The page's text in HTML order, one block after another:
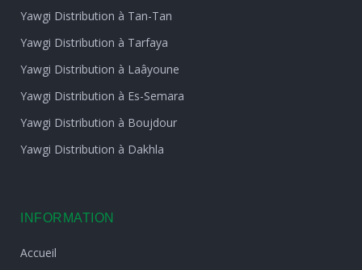
Yawgi Distribution à Tan-Tan
Yawgi Distribution à Tarfaya
Yawgi Distribution à Laâyoune
Yawgi Distribution à Es-Semara
Yawgi Distribution à Boujdour
Yawgi Distribution à Dakhla
INFORMATION
Accueil